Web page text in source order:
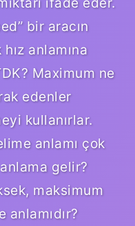
bir aracın
anlamına
Maximum ne
edenler
kullanırlar.
anlamı çok
gelir?
maksimum
anlamıdır?